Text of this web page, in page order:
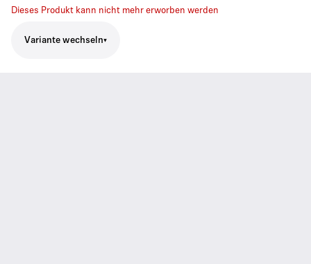
Dieses Produkt kann nicht mehr erworben werden
Variante wechseln